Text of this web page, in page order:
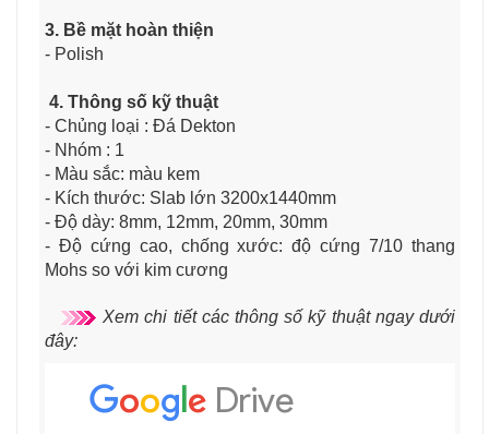
3. Bề mặt hoàn thiện
- Polish
4. Thông số kỹ thuật
- Chủng loại : Đá Dekton
- Nhóm : 1
- Màu sắc: màu kem
- Kích thước: Slab lớn 3200x1440mm
- Độ dày: 8mm, 12mm, 20mm, 30mm
- Độ cứng cao, chống xước: độ cứng 7/10 thang
Mohs so với kim cương
Xem chi tiết các thông số kỹ thuật ngay dưới
đây: